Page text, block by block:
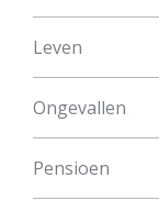
Leven
Ongevallen
Pensioen